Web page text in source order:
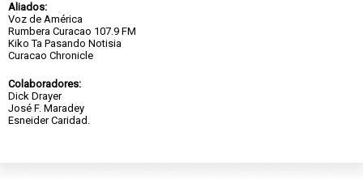
Aliados:
Voz de América
Rumbera Curacao 107.9 FM
Kiko Ta Pasando Notisia
Curacao Chronicle
Colaboradores:
Dick Drayer
José F. Maradey
Esneider Caridad.